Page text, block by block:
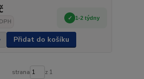
1-2 týdny
Přidat do košíku
strana z 1